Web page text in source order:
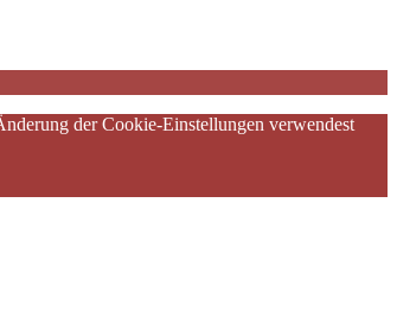
der Cookie-Einstellungen verwendest